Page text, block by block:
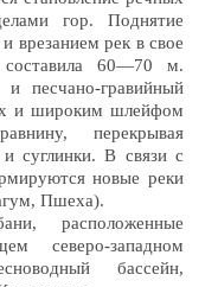
гор. Поднятие
врезанием рек в свое
составила 60—70 м.
песчано-гравийный
и широким шлейфом
перекрывая
суглинки. В связи с
новые реки
Пшеха).
расположенные
северо-западном
бассейн,